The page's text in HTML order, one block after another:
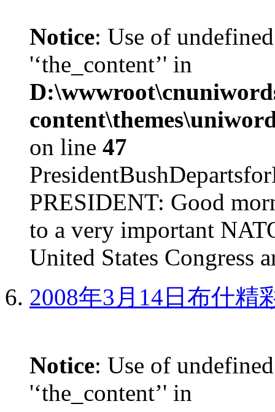
Notice: Use of
'‘the_content’' in
on line 47
PRESIDENT: Good
to a very important
United States Congress
2008年3月14日布什精
Notice: Use of
'‘the_content’' in